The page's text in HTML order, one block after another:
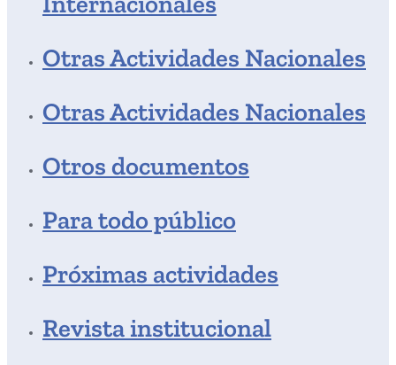
Otras Actividades Nacionales
Otras Actividades Nacionales
Otros documentos
Para todo público
Próximas actividades
Revista institucional